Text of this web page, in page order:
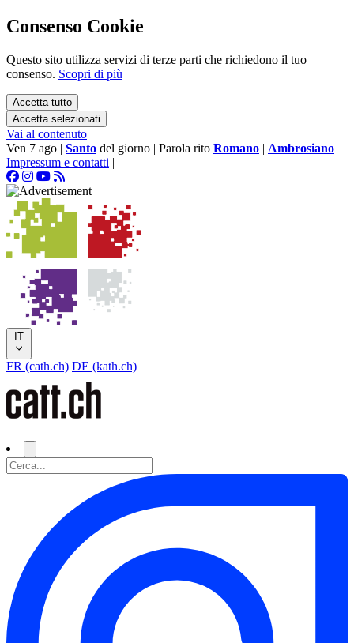
Consenso Cookie
Questo sito utilizza servizi di terze parti che richiedono il tuo
consenso. Scopri di più
Accetta tutto
Accetta selezionati
Vai al contenuto
Ven 7 ago | Santo del giorno | Parola rito Romano | Ambrosiano
Impressum e contatti |
IT
FR (cath.ch) DE (kath.ch)